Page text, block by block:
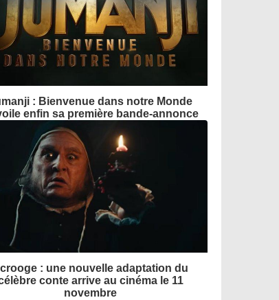
: Bienvenue dans notre Monde
enfin sa première bande-annonce
: une nouvelle adaptation du
conte arrive au cinéma le 11
novembre